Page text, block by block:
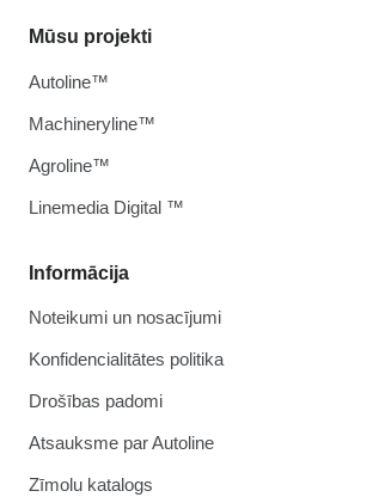
Informācija
Noteikumi un nosacījumi
Konfidencialitātes politika
Drošības padomi
Atsauksme par Autoline
Zīmolu katalogs
Mūsu projekti
Autoline™
Machineryline™
Agroline™
Linemedia Digital ™